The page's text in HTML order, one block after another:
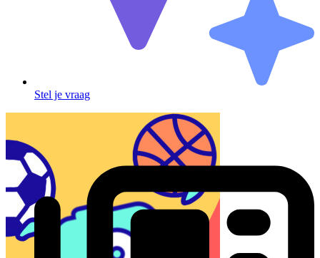
Stel je vraag